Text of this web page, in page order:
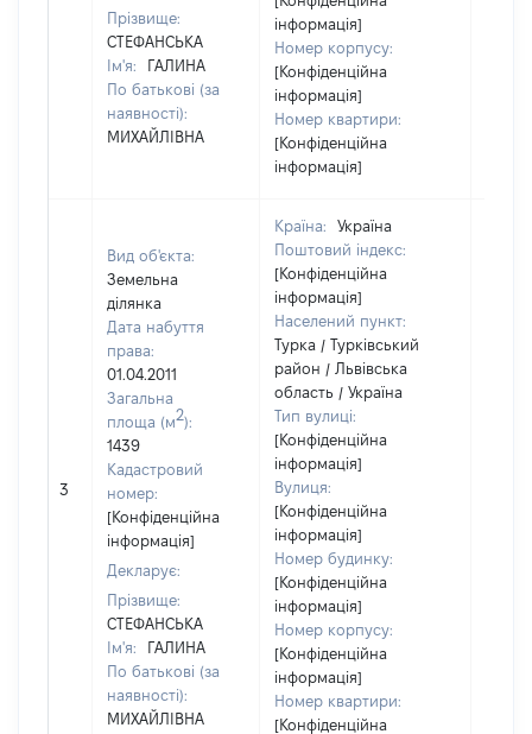
Прізвище:
СТЕФАНСЬКА
Ім'я:
ГАЛИНА
По батькові (за
наявності):
МИХАЙЛІВНА
інформація]
Номер корпусу:
[Конфіденційна
інформація]
Номер квартири:
[Конфіденційна
інформація]
3
Вид об'єкта:
Земельна
ділянка
Дата набуття
права:
01.04.2011
Загальна
площа (м2):
1439
Кадастровий
номер:
[Конфіденційна
інформація]
Декларує:
Прізвище:
СТЕФАНСЬКА
Ім'я:
ГАЛИНА
По батькові (за
наявності):
МИХАЙЛІВНА
Країна:
Україна
Поштовий індекс:
[Конфіденційна
інформація]
Населений пункт:
Турка / Турківський
район / Львівська
область / Україна
Тип вулиці:
[Конфіденційна
інформація]
Вулиця:
[Конфіденційна
інформація]
Номер будинку:
[Конфіденційна
інформація]
Номер корпусу:
[Конфіденційна
інформація]
Номер квартири:
[Конфіденційна